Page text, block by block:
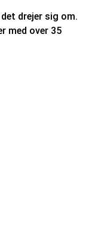
drejer sig om.
med over 35